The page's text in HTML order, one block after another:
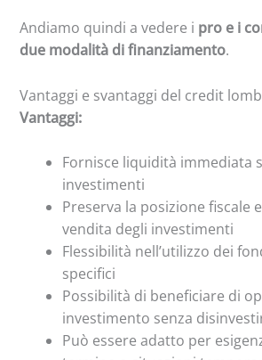
Andiamo quindi a vedere i pro e i
due modalità di finanziamento.
Vantaggi e svantaggi del credit
Vantaggi:
Fornisce liquidità immediata
investimenti
Preserva la posizione fiscale
vendita degli investimenti
Flessibilità nell’utilizzo dei
specifici
Possibilità di beneficiare di
investimento senza
Può essere adatto per